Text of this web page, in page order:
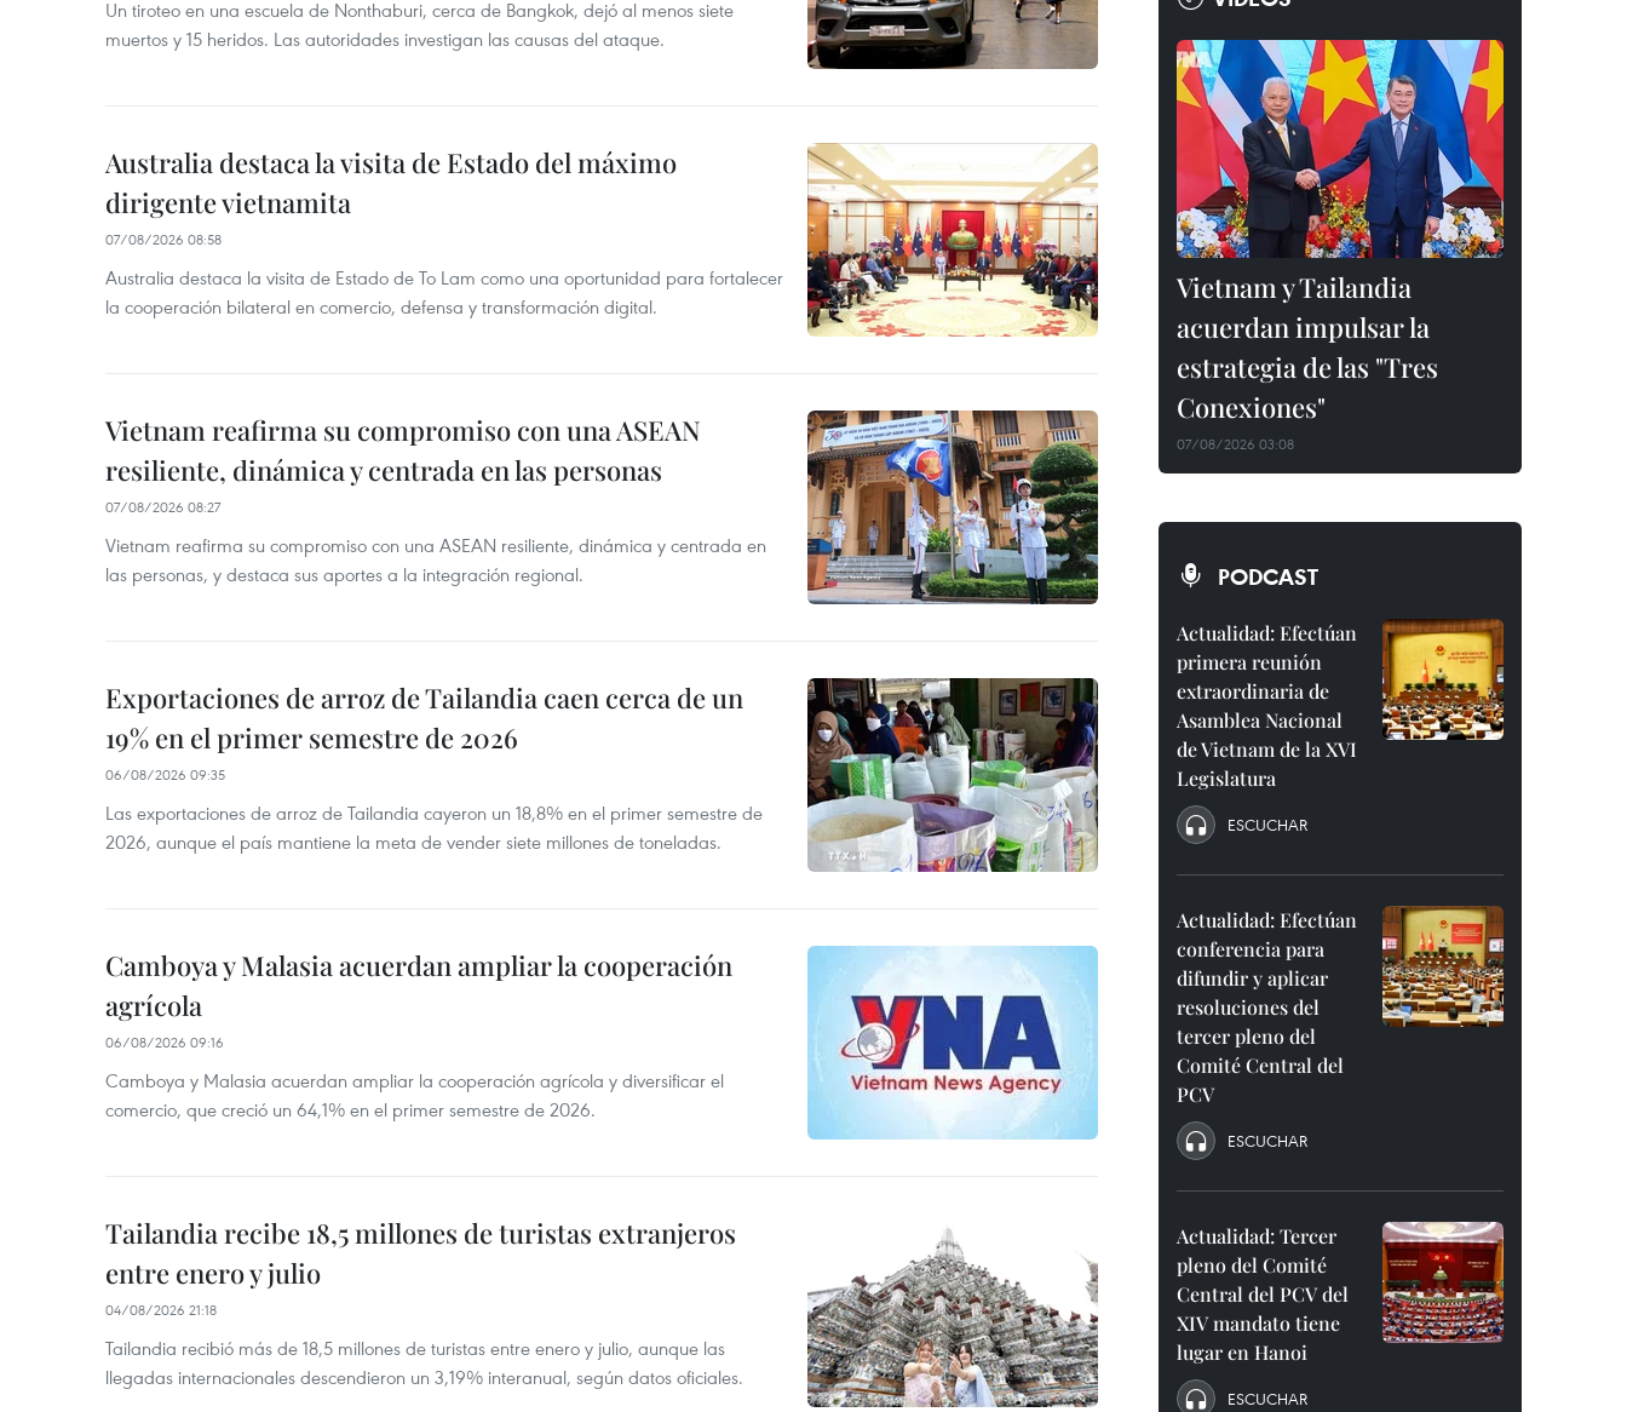
Un tiroteo en una escuela de Nonthaburi, cerca de Bangkok, dejó al menos siete
muertos y 15 heridos. Las autoridades investigan las causas del ataque.
Australia destaca la visita de Estado del máximo
dirigente vietnamita
07/08/2026 08:58
Australia destaca la visita de Estado de To Lam como una oportunidad para fortalecer
la cooperación bilateral en comercio, defensa y transformación digital.
Vietnam reafirma su compromiso con una ASEAN
resiliente, dinámica y centrada en las personas
07/08/2026 08:27
Vietnam reafirma su compromiso con una ASEAN resiliente, dinámica y centrada en
las personas, y destaca sus aportes a la integración regional.
Exportaciones de arroz de Tailandia caen cerca de un
19% en el primer semestre de 2026
06/08/2026 09:35
Las exportaciones de arroz de Tailandia cayeron un 18,8% en el primer semestre de
2026, aunque el país mantiene la meta de vender siete millones de toneladas.
Camboya y Malasia acuerdan ampliar la cooperación
agrícola
06/08/2026 09:16
Camboya y Malasia acuerdan ampliar la cooperación agrícola y diversificar el
comercio, que creció un 64,1% en el primer semestre de 2026.
Tailandia recibe 18,5 millones de turistas extranjeros
entre enero y julio
04/08/2026 21:18
Tailandia recibió más de 18,5 millones de turistas entre enero y julio, aunque las
llegadas internacionales descendieron un 3,19% interanual, según datos oficiales.
Vietnam y Tailandia
acuerdan impulsar la
estrategia de las "Tres
Conexiones"
07/08/2026 03:08
PODCAST
Actualidad: Efectúan
primera reunión
extraordinaria de
Asamblea Nacional
de Vietnam de la XVI
Legislatura
ESCUCHAR
Actualidad: Efectúan
conferencia para
difundir y aplicar
resoluciones del
tercer pleno del
Comité Central del
PCV
ESCUCHAR
Actualidad: Tercer
pleno del Comité
Central del PCV del
XIV mandato tiene
lugar en Hanoi
ESCUCHAR